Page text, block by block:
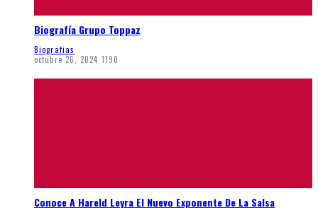
Biografía Grupo Toppaz
Biografias
octubre 26, 2024 1190
Conoce A Hareld Leyra El Nuevo Exponente De La Salsa